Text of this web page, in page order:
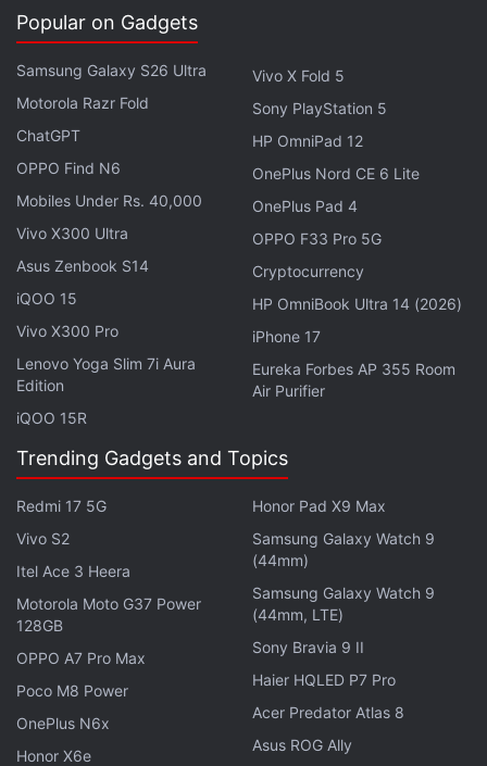
हमेंगूगल समाचार पर फॉलो करें।
OnePlus , OnePlus Summer Launch Event
4,OnePlus Smartphone
Popular on Gadgets
Samsung Galaxy S26 Ultra
Motorola Razr Fold
ChatGPT
OPPO Find N6
Mobiles Under Rs. 40,000
Vivo X300 Ultra
Asus Zenbook S14
iQOO 15
Vivo X300 Pro
Lenovo Yoga Slim 7i Aura
Edition
iQOO 15R
Vivo X Fold 5
Sony PlayStation 5
HP OmniPad 12
OnePlus Nord CE 6 Lite
OnePlus Pad 4
OPPO F33 Pro 5G
Cryptocurrency
HP OmniBook Ultra 14 (2026)
iPhone 17
Eureka Forbes AP 355 Room
Air Purifier
Trending Gadgets and Topics
Redmi 17 5G
Vivo S2
Itel Ace 3 Heera
Motorola Moto G37 Power
128GB
OPPO A7 Pro Max
Poco M8 Power
OnePlus N6x
Honor X6e
Honor Pad X9 Max
Samsung Galaxy Watch 9
(44mm)
Samsung Galaxy Watch 9
(44mm, LTE)
Sony Bravia 9 II
Haier HQLED P7 Pro
Acer Predator Atlas 8
Asus ROG Ally